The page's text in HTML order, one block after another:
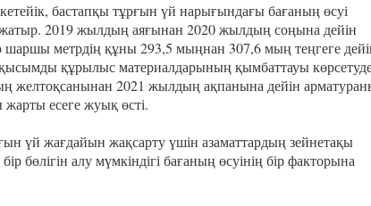
бастапқы тұрғын үй нарығындағы бағаның өсуі
2019 жылдың аяғынан 2020 жылдың соңына дейін
шаршы метрдің құны 293,5 мыңнан 307,6 мың теңгеге
құрылыс материалдарының қымбаттауы
желтоқсанынан 2021 жылдың ақпанына дейін
есеге жуық өсті.
үй жағдайын жақсарту үшін азаматтардың зейнетақы
бөлігін алу мүмкіндігі бағаның өсуінің бір факторына